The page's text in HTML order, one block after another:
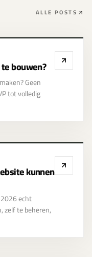
ALLE POSTS
bouwen?
Geen
tot volledig
kunnen
echt
zelf te beheren,